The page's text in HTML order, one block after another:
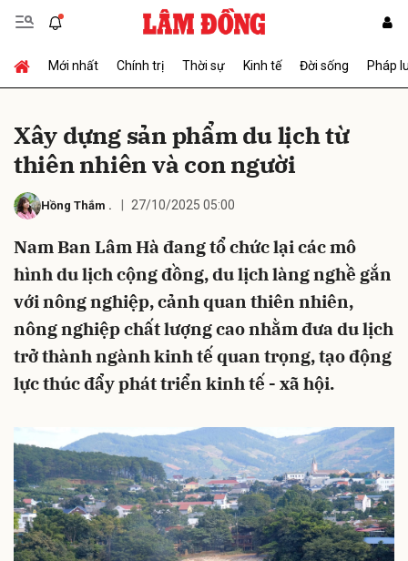
Mới nhất Chính trị Thời sự Kinh tế Đời sống Pháp
Xây dựng sản phẩm du lịch từ
thiên nhiên và con người
Hồng Thắm . 27/10/2025 05:00
Nam Ban Lâm Hà đang tổ chức lại các mô
hình du lịch cộng đồng, du lịch làng nghề gắn
với nông nghiệp, cảnh quan thiên nhiên,
nông nghiệp chất lượng cao nhằm đưa du lịch
trở thành ngành kinh tế quan trọng, tạo động
lực thúc đẩy phát triển kinh tế - xã hội.
Gửi bình luận
Hủy Gửi